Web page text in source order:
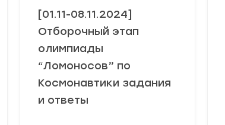
[01.11-08.11.2024]
Отборочный этап
олимпиады
“Ломоносов” по
Космонавтики задания
и ответы